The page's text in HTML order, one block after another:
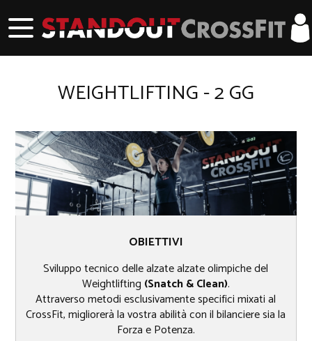
WEIGHTLIFTING - 2 GG
OBIETTIVI
Sviluppo tecnico delle alzate alzate olimpiche del
Weightlifting (Snatch & Clean).
Attraverso metodi esclusivamente specifici mixati al
CrossFit, migliorerà la vostra abilità con il bilanciere sia la
Forza e Potenza.